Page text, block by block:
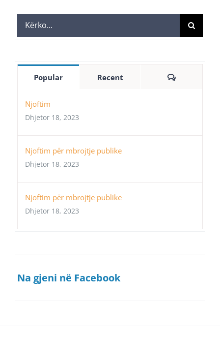
Search
for:
Popular Recent Comments
Njoftim
Dhjetor 18, 2023
Njoftim për mbrojtje publike
Dhjetor 18, 2023
Njoftim për mbrojtje publike
Dhjetor 18, 2023
Na gjeni në Facebook